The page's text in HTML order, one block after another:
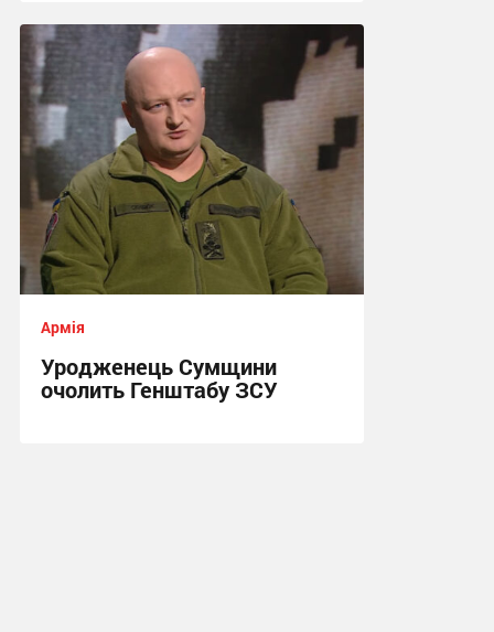
21:36, 31.07.2026
Армія
Уродженець Сумщини
очолить Генштабу ЗСУ